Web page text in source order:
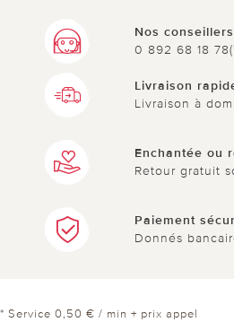
Nos
0 892 68 18
Livraison
Livraison à
Enchantée ou
Retour gratuit
Paiement
Donnés
* Service 0,50 € / min + prix appel